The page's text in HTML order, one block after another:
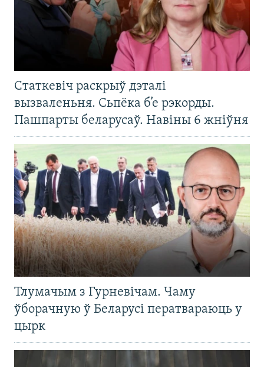
Статкевіч раскрыў дэталі
вызваленьня. Сьпёка б’е рэкорды.
Пашпарты беларусаў. Навіны 6 жніўня
Тлумачым з Гурневічам. Чаму
ўборачную ў Беларусі ператвараюць у
цырк